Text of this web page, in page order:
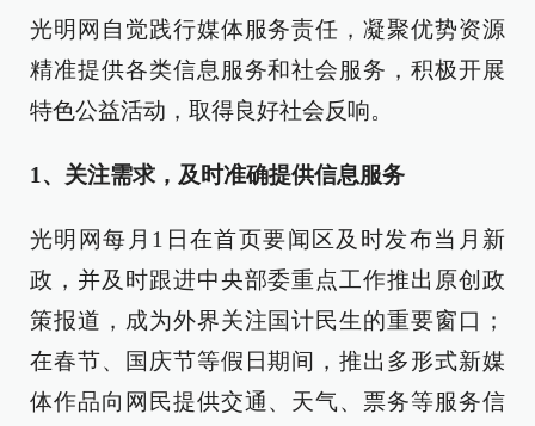
光明网自觉践行媒体服务责任，凝聚优势资源
精准提供各类信息服务和社会服务，积极开展
特色公益活动，取得良好社会反响。
1、关注需求，及时准确提供信息服务
光明网每月1日在首页要闻区及时发布当月新
政，并及时跟进中央部委重点工作推出原创政
策报道，成为外界关注国计民生的重要窗口；
在春节、国庆节等假日期间，推出多形式新媒
体作品向网民提供交通、天气、票务等服务信